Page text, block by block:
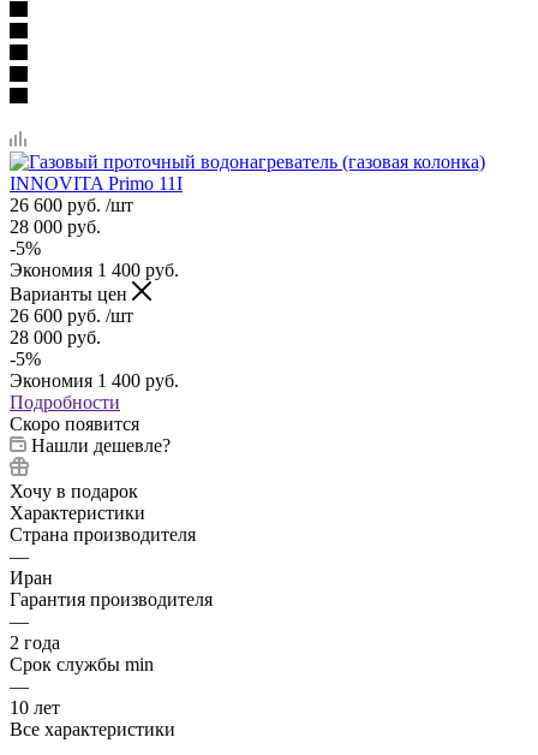
26 600 руб. /шт
28 000 руб.
-5%
Экономия 1 400 руб.
Варианты цен
26 600 руб. /шт
28 000 руб.
-5%
Экономия 1 400 руб.
Подробности
Скоро появится
Нашли дешевле?
Хочу в подарок
Характеристики
Страна производителя
—
Иран
Гарантия производителя
—
2 года
Срок службы min
—
10 лет
Все характеристики